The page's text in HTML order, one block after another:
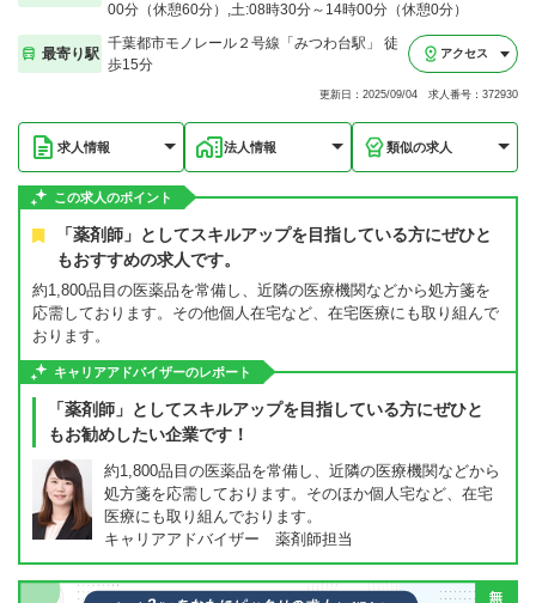
00分（休憩60分）,土:08時30分～14時00分（休憩0分）
最寄り駅
千葉都市モノレール２号線「みつわ台駅」 徒
歩15分
アクセス
更新日：2025/09/04 求人番号：372930
求人情報 法人情報 類似の求人
この求人のポイント
「薬剤師」としてスキルアップを目指している方にぜひと
もおすすめの求人です。
約1,800品目の医薬品を常備し、近隣の医療機関などから処方箋を
応需しております。その他個人在宅など、在宅医療にも取り組んで
おります。
キャリアアドバイザーのレポート
「薬剤師」としてスキルアップを目指している方にぜひと
もお勧めしたい企業です！
約1,800品目の医薬品を常備し、近隣の医療機関などから
処方箋を応需しております。そのほか個人宅など、在宅
医療にも取り組んでおります。
キャリアアドバイザー 薬剤師担当